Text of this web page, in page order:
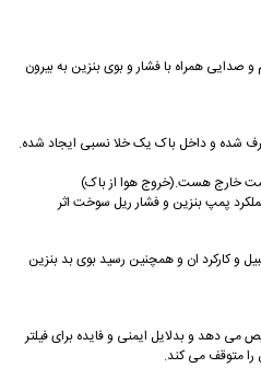
صدایی همراه با فشار و بوی بنزین به بیرون
شده و داخل باک یک خلا نسبی ایجاد شده.
پمپ بنزین و فشار ریل سوخت اثر
کارکرد ان و همچنین رسید بوی بد بنزین
می دهد و بدلایل ایمنی و فایده برای فیلتر
متوقف می کند.